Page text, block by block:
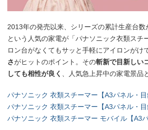
2013年の発売以来、シリーズの累計生産台数
という人気の家電が「パナソニック衣類スチ
ロン台がなくてもサッと手軽にアイロンがけ
さがヒットのポイント。その斬新で目新しい
しても相性が良く 、人気急上昇中の家電景品
パナソニック 衣類スチーマー【A3パネル・目
パナソニック 衣類スチーマー【A3パネル・目
パナソニック 衣類スチーマー モバイル【A3